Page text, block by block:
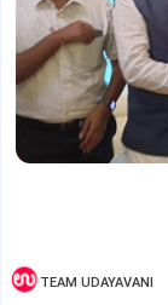
TEAM UDAYAVANI